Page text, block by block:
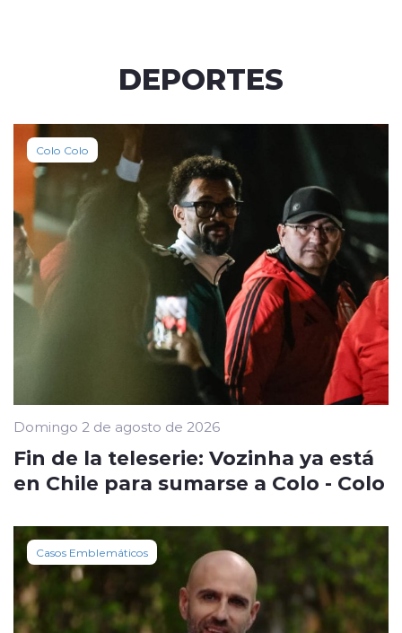
DEPORTES
Colo Colo
Domingo 2 de agosto de 2026
Fin de la teleserie: Vozinha ya está
en Chile para sumarse a Colo - Colo
Casos Emblemáticos